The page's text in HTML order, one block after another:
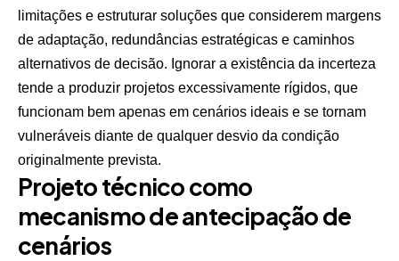
limitações e estruturar soluções que considerem margens
de adaptação, redundâncias estratégicas e caminhos
alternativos de decisão. Ignorar a existência da incerteza
tende a produzir projetos excessivamente rígidos, que
funcionam bem apenas em cenários ideais e se tornam
vulneráveis diante de qualquer desvio da condição
originalmente prevista.
Projeto técnico como
mecanismo de antecipação de
cenários